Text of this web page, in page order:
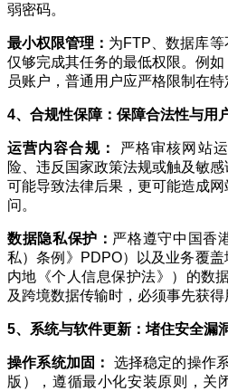
弱密码。
最小权限管理： 为FTP、数据库等
仅够完成其任务的最低权限。例
员账户，普通用户应严格限制在特
4、合规性保障：保障合法性与用
运营内容合规：
严格审核网站
险、违反国家政策法规或触及敏
可能导致法律后果，更可能造成
问。
数据隐私保护： 严格遵守中国香
私）条例》PDPO）以及业务覆
内地《个人信息保护法》）的数
及跨境数据传输时，必须事先获得
5、系统与软件更新：堵住安全漏
操作系统加固：
选择稳定的操作
版），遵循最小化安装原则，关